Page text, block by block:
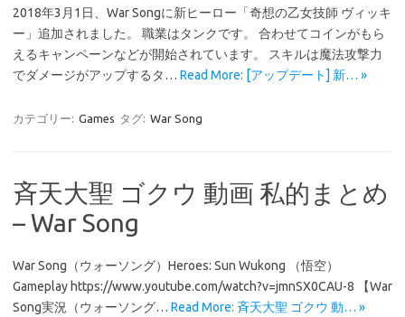
2018年3月1日、War Songに新ヒーロー「奇想の乙女技師 ヴィッキ
ー」追加されました。 職業はタンクです。 合わせてコインがもら
えるキャンペーンなどが開始されています。 スキルは魔法攻撃力
でダメージがアップするタ… Read More: [アップデート] 新… »
カテゴリー: Games タグ: War Song
斉天大聖 ゴクウ 動画 私的まとめ
– War Song
War Song（ウォーソング）Heroes: Sun Wukong （悟空）
Gameplay https://www.youtube.com/watch?v=jmnSX0CAU-8 【War
Song実況（ウォーソング… Read More: 斉天大聖 ゴクウ 動… »